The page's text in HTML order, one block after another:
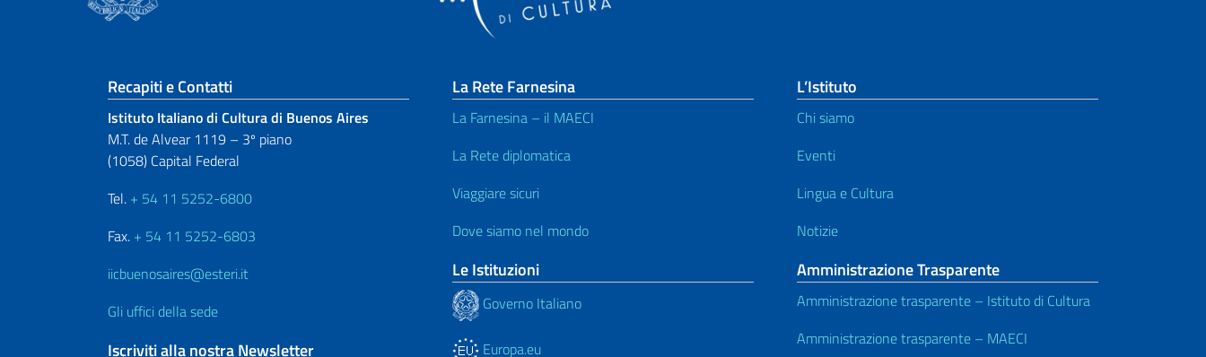
Sezione footer
Recapiti e Contatti
Istituto Italiano di Cultura di Buenos Aires
M.T. de Alvear 1119 – 3º piano
(1058) Capital Federal
Tel. + 54 11 5252-6800
Fax. + 54 11 5252-6803
iicbuenosaires@esteri.it
Gli uffici della sede
Iscriviti alla nostra Newsletter
La Rete Farnesina
La Farnesina – il MAECI
La Rete diplomatica
Viaggiare sicuri
Dove siamo nel mondo
Le Istituzioni
Governo Italiano
Europa.eu
L’Istituto
Chi siamo
Eventi
Lingua e Cultura
Notizie
Amministrazione Trasparente
Amministrazione trasparente – Istituto di Cultura
Amministrazione trasparente – MAECI